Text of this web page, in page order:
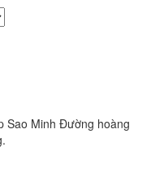
Sao Minh Đường hoàng